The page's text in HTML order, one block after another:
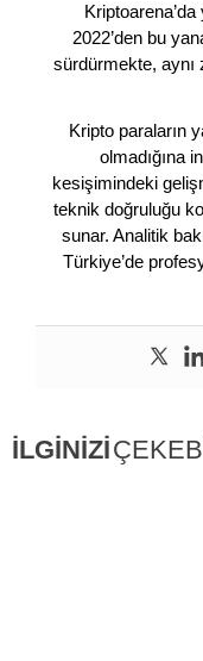
Kriptoarena’da
2022’den bu
sürdürmekte, aynı
Kripto paraların
olmadığına
kesişimindeki
teknik doğruluğu
sunar. Analitik
Türkiye’de
İLGİNİZİ